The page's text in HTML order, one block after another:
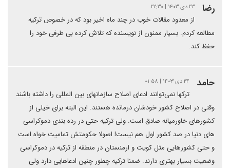
رضا ۲۳ دی ۱۴۰۳ | ۲۲:۳۰
از معدود مقالات خوب در چند ماه اخیر بود که در خصوص ترکیه
مطالعه کردم. بسیار ممنون از نویسنده که تلاش کرده بی طرفی خود را
حفظ کند.
حامد ۲۴ دی ۱۴۰۳ | ۰۱:۵۸
ترکها نمی‌توانند ادعای اصلاح سازمانهای بین المللی را داشته باشند
وقتی در اصلاح کشور خودشان درمانده هستند. این البته برای خیلی از
کشورهای خاورمیانه صادق است. ولی ترکیه حتی در رده بندی دموکراسی
های دنیا در صد کشور اول هم نیست! اصولا حکومتش تمامیت خواه است
و حتی کشورهایی مثل کویت و ارمنستان در منطقه از ترکیه در دموکراسی
وضعیت بسیار بهتری دارند. ضمنا ترکیه چطور چنین ادعاهایی دارد ولی